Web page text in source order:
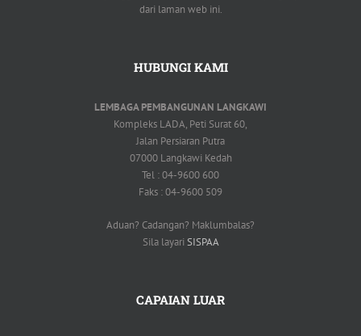
dari laman web ini.
HUBUNGI KAMI
LEMBAGA PEMBANGUNAN LANGKAWI
Kompleks LADA, Peti Surat 60,
Jalan Persiaran Putra
07000 Langkawi Kedah
Tel : 04-9600 600
Faks : 04-9600 509
Aduan? Cadangan? Maklumbalas?
Sila layari SISPAA
CAPAIAN LUAR